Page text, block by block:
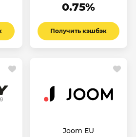
0.75%
Получить кэшбэк
Joom EU